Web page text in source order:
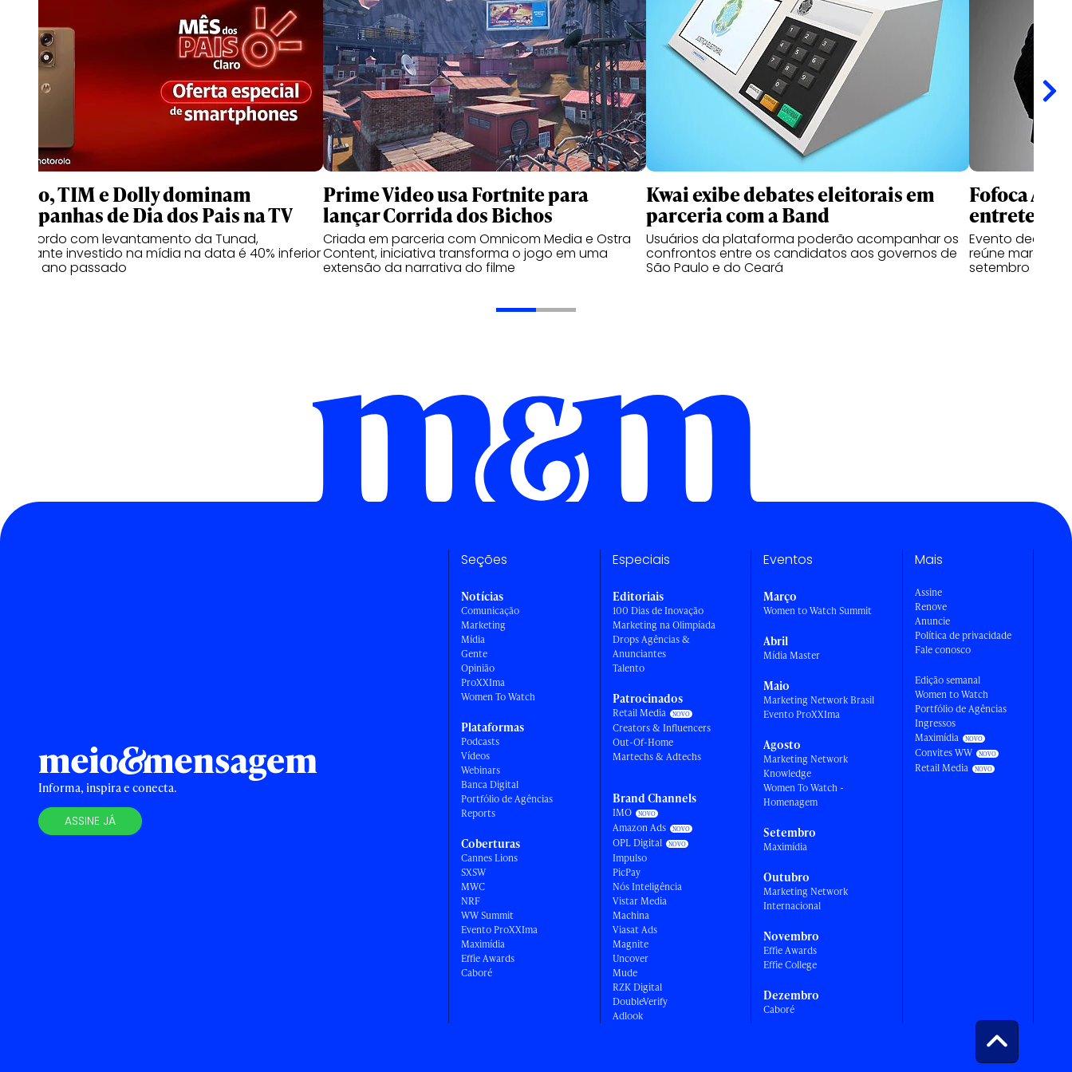
Claro, TIM e Dolly dominam
campanhas de Dia dos Pais na TV
De acordo com levantamento da Tunad,
montante investido na mídia na data é 40% inferior
ao do ano passado
Prime Video usa Fortnite para
lançar Corrida dos Bichos
Criada em parceria com Omnicom Media e Ostra
Content, iniciativa transforma o jogo em uma
extensão da narrativa do filme
Kwai exibe debates eleitorais em
parceria com a Band
Usuários da plataforma poderão acompanhar os
confrontos entre os candidatos aos governos de
São Paulo e do Ceará
Fofoca
Evento
reúne marcas,
setembro
Informa, inspira e conecta.
ASSINE JÁ
Seções
Notícias
Comunicação
Marketing
Mídia
Gente
Opinião
ProXXIma
Women To Watch
Plataformas
Podcasts
Vídeos
Webinars
Banca Digital
Portfólio de Agências
Reports
Coberturas
Cannes Lions
SXSW
MWC
NRF
WW Summit
Evento ProXXIma
Maximídia
Effie Awards
Caboré
Especiais
Editoriais
100 Dias de Inovação
Marketing na Olimpíada
Drops Agências &
Anunciantes
Talento
Patrocinados
Retail Media
Creators & Influencers
Out-Of-Home
Martechs & Adtechs
Brand Channels
IMO
Amazon Ads
OPL Digital
Impulso
PicPay
Nós Inteligência
Vistar Media
Machina
Viasat Ads
Magnite
Uncover
Mude
RZK Digital
DoubleVerify
Adlook
Eventos
Março
Women to Watch Summit
Abril
Mídia Master
Maio
Marketing Network Brasil
Evento ProXXIma
Agosto
Marketing Network
Knowledge
Women To Watch -
Homenagem
Setembro
Maximídia
Outubro
Marketing Network
Internacional
Novembro
Effie Awards
Effie College
Dezembro
Caboré
Mais
Assine
Renove
Anuncie
Política de privacidade
Fale conosco
Edição semanal
Women to Watch
Portfólio de Agências
Ingressos
Maximídia
Convites WW
Retail Media